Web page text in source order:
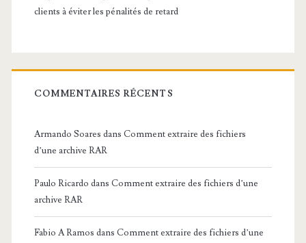
clients à éviter les pénalités de retard
COMMENTAIRES RÉCENTS
Armando Soares dans Comment extraire des fichiers
d’une archive RAR
Paulo Ricardo dans Comment extraire des fichiers d’une
archive RAR
Fabio A Ramos dans Comment extraire des fichiers d’une